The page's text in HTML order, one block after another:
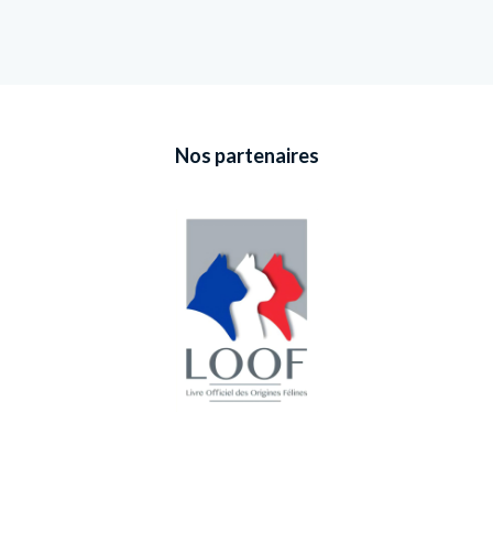
Nos partenaires